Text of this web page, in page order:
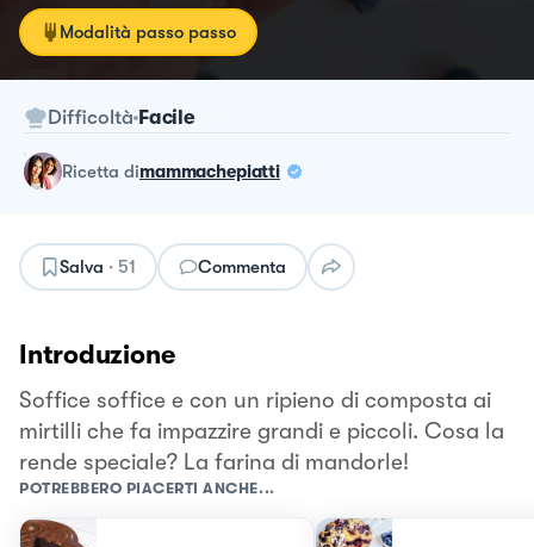
Modalità passo passo
Difficoltà Facile
ricetta dimammachepiatti
Salva · 51 Commenta
Introduzione
Soffice soffice e con un ripieno di composta ai
mirtilli che fa impazzire grandi e piccoli. Cosa la
rende speciale? La farina di mandorle!
POTREBBERO PIACERTI ANCHE...